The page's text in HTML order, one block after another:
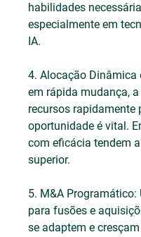
habilidades
especialmente em
IA.
4. Alocação Dinâmica
em rápida mudança,
recursos rapidamente
oportunidade é vital.
com eficácia tendem
superior.
5. M&A
para fusões e
se adaptem e